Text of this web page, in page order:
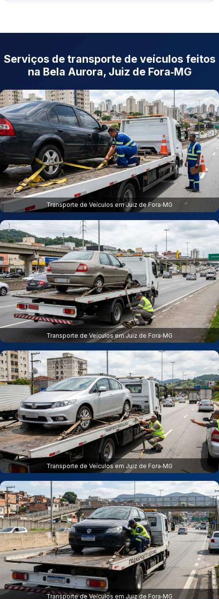
Serviços de transporte de veículos feitos
na Bela Aurora, Juiz de Fora‑MG
Transporte de Veículos em Juiz de Fora‑MG
Transporte de Veículos em Juiz de Fora‑MG
Transporte de Veículos em Juiz de Fora‑MG
Transporte de Veículos em Juiz de Fora‑MG